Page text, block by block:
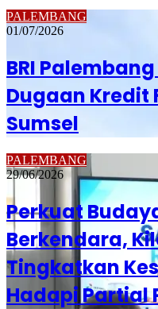
PALEMBANG
01/07/2026
BRI
Dugaan Kredit
Sumsel
PALEMBANG
29/06/2026
Perkuat
Berkendara,
Tingkatkan
Hadapi Partial